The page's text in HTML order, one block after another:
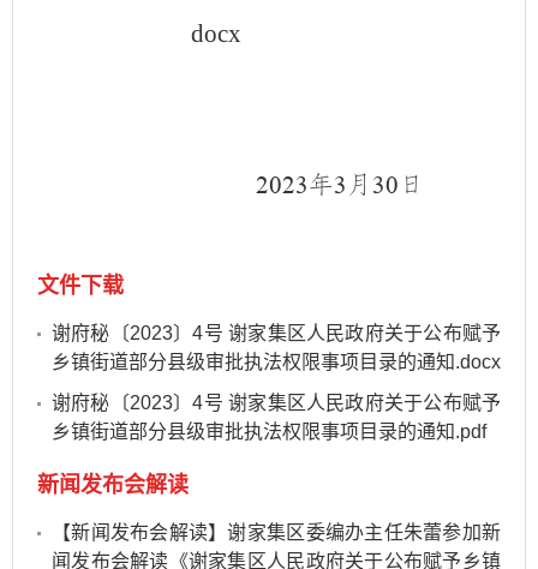
docx
2023年3 月 30 日
文件下载
谢府秘〔2023〕4号 谢家集区人民政府关于公布赋予
乡镇街道部分县级审批执法权限事项目录的通知.docx
谢府秘〔2023〕4号 谢家集区人民政府关于公布赋予
乡镇街道部分县级审批执法权限事项目录的通知.pdf
新闻发布会解读
【新闻发布会解读】谢家集区委编办主任朱蕾参加新
闻发布会解读《谢家集区人民政府关于公布赋予乡镇